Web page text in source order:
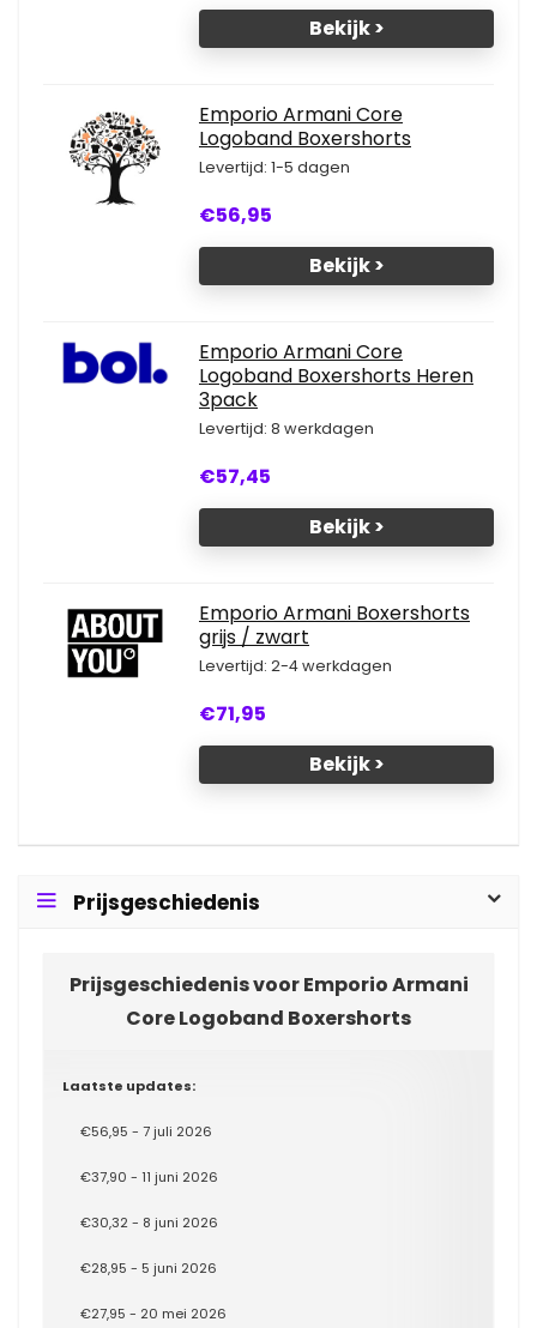
Bekijk >
Emporio Armani Core
Logoband Boxershorts
Levertijd: 1-5 dagen
€56,95
Bekijk >
Emporio Armani Core
Logoband Boxershorts Heren
3pack
Levertijd: 8 werkdagen
€57,45
Bekijk >
Emporio Armani Boxershorts
grijs / zwart
Levertijd: 2-4 werkdagen
€71,95
Bekijk >
Prijsgeschiedenis
Prijsgeschiedenis voor Emporio Armani
Core Logoband Boxershorts
Laatste updates:
€56,95 - 7 juli 2026
€37,90 - 11 juni 2026
€30,32 - 8 juni 2026
€28,95 - 5 juni 2026
€27,95 - 20 mei 2026